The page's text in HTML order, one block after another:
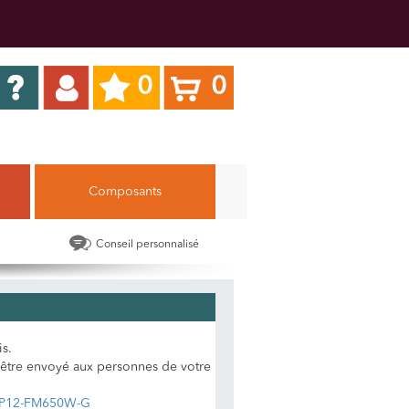
0 0
Composants
Conseil personnalisé
envoyé aux personnes de votre
FM650W-G